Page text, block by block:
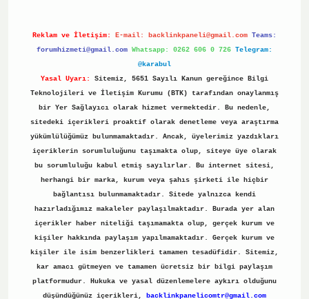
Reklam ve İletişim: E-mail: backlinkpaneli@gmail.com Teams:
forumhizmeti@gmail.com Whatsapp: 0262 606 0 726 Telegram:
@karabul
Yasal Uyarı:
Sitemiz, 5651 Sayılı Kanun gereğince Bilgi
Teknolojileri ve İletişim Kurumu (BTK) tarafından onaylanmış
bir Yer Sağlayıcı olarak hizmet vermektedir. Bu nedenle,
sitedeki içerikleri proaktif olarak denetleme veya araştırma
yükümlülüğümüz bulunmamaktadır. Ancak, üyelerimiz yazdıkları
içeriklerin sorumluluğunu taşımakta olup, siteye üye olarak
bu sorumluluğu kabul etmiş sayılırlar. Bu internet sitesi,
herhangi bir marka, kurum veya şahıs şirketi ile hiçbir
bağlantısı bulunmamaktadır. Sitede yalnızca kendi
hazırladığımız makaleler paylaşılmaktadır. Burada yer alan
içerikler haber niteliği taşımamakta olup, gerçek kurum ve
kişiler hakkında paylaşım yapılmamaktadır. Gerçek kurum ve
kişiler ile isim benzerlikleri tamamen tesadüfidir. Sitemiz,
kar amacı gütmeyen ve tamamen ücretsiz bir bilgi paylaşım
platformudur. Hukuka ve yasal düzenlemelere aykırı olduğunu
düşündüğünüz içerikleri,
backlinkpanelicomtr@gmail.com